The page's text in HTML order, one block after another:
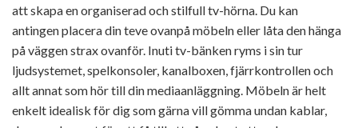
att skapa en organiserad och stilfull tv-hörna. Du kan
antingen placera din teve ovanpå möbeln eller låta den hänga
på väggen strax ovanför. Inuti tv-bänken ryms i sin tur
ljudsystemet, spelkonsoler, kanalboxen, fjärrkontrollen och
allt annat som hör till din mediaanläggning. Möbeln är helt
enkelt idealisk för dig som gärna vill gömma undan kablar,